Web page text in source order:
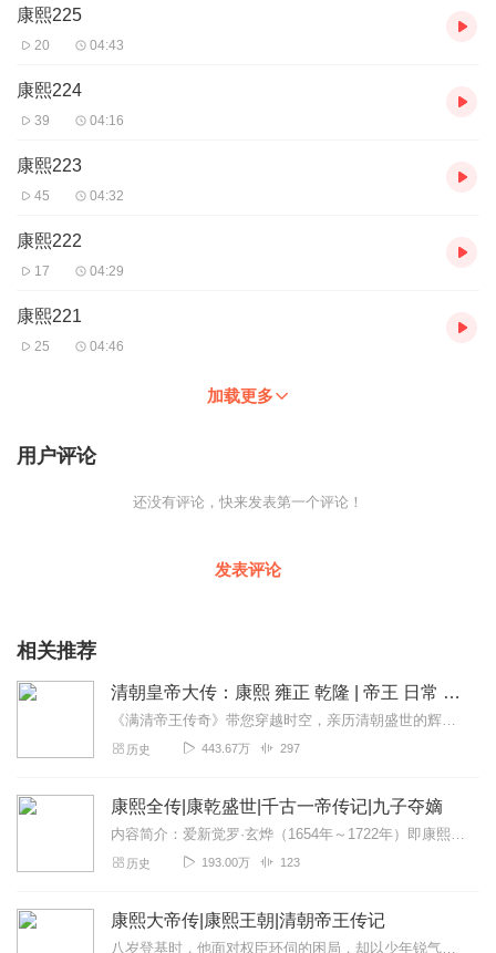
康熙225
20 04:43
康熙224
39 04:16
康熙223
45 04:32
康熙222
17 04:29
康熙221
25 04:46
加载更多
用户评论
还没有评论，快来发表第一个评论！
发表评论
相关推荐
清朝皇帝大传：康熙 雍正 乾隆 | 帝王 日常 运筹帷幄
《满清帝王传奇》带您穿越时空，亲历清朝盛世的辉煌与沉浮。本专辑精选康熙帝、乾隆帝与雍正帝的生平轶事，通过精彩的叙述和生动的音效，展现三位帝王的智慧、胆略与情感世...
历史 443.67万 297
康熙全传|康乾盛世|千古一帝传记|九子夺嫡
内容简介：爱新觉罗·玄烨（1654年～1722年）即康熙帝，清朝第四位皇帝，清定都北京后第二位皇帝。他8岁登基，11岁大婚，14岁亲政，他是中国历史上在位时间最...
历史 193.00万 123
康熙大帝传|康熙王朝|清朝帝王传记
八岁登基时，他面对权臣环伺的困局，却以少年锐气设下巧计，一举擒获专权者，亲手掀开亲政篇章。亲政后，他一边在御座前听政纳谏，感念祖母扶持之恩，一边开科取士、主张...